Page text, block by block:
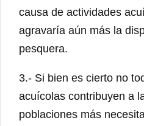
causa de actividades
agravaría aún más la
pesquera.
3.- Si bien es cierto no
acuícolas contribuyen a
poblaciones más